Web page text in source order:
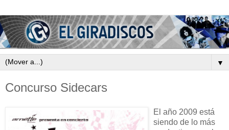
▼
Concurso Sidecars
El año 2009 está
siendo de lo más